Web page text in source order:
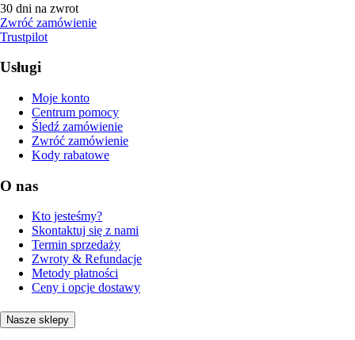
30 dni na zwrot
Zwróć zamówienie
Trustpilot
Usługi
Moje konto
Centrum pomocy
Śledź zamówienie
Zwróć zamówienie
Kody rabatowe
O nas
Kto jesteśmy?
Skontaktuj się z nami
Termin sprzedaży
Zwroty & Refundacje
Metody płatności
Ceny i opcje dostawy
Nasze sklepy